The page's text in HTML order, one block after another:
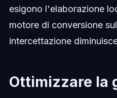
esigono l'elaborazione
motore di conversione
intercettazione
Ottimizzare la